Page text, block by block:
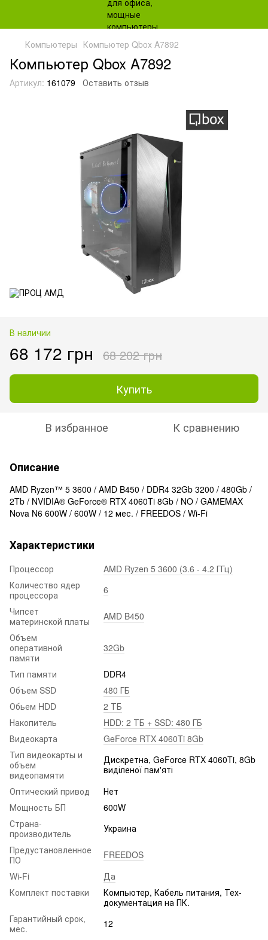
Компьютеры Компьютер Qbox A7892
Компьютер Qbox A7892
Артикул: 161079 Оставить отзыв
В наличии
68 172 грн 68 202 грн
Купить
В избранное К сравнению
Описание
AMD Ryzen™ 5 3600 / AMD B450 / DDR4 32Gb 3200 / 480Gb /
2Tb / NVIDIA® GeForce® RTX 4060Ti 8Gb / NO / GAMEMAX
Nova N6 600W / 600W / 12 мес. / FREEDOS / Wi-Fi
Характеристики
Процессор
AMD Ryzen 5 3600 (3.6 - 4.2 ГГц)
Количество ядер
процессора
6
Чипсет
материнской платы
AMD B450
Объем
оперативной
памяти
32Gb
Тип памяти
DDR4
Объем SSD
480 ГБ
Обьем HDD
2 ТБ
Накопитель
HDD: 2 ТБ + SSD: 480 ГБ
Видеокарта
GeForce RTX 4060Ti 8Gb
Тип видеокарты и
объем
видеопамяти
Дискретна, GeForce RTX 4060Ti, 8Gb
виділеної пам'яті
Оптический привод
Нет
Мощность БП
600W
Страна-
производитель
Украина
Предустановленное
ПО
FREEDOS
Wi-Fi
Да
Комплект поставки
Компьютер, Кабель питания, Тех-
документация на ПК.
Гарантийный срок,
мес.
12